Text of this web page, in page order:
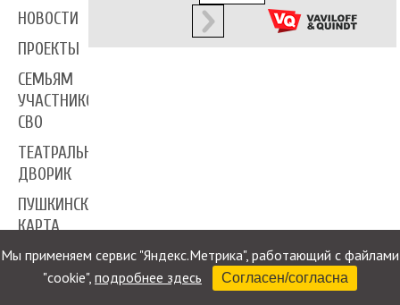
НОВОСТИ
ПРОЕКТЫ
СЕМЬЯМ
УЧАСТНИКОВ
СВО
ТЕАТРАЛЬНЫЙ
ДВОРИК
ПУШКИНСКАЯ
КАРТА
ПРЕССА
КОНТАКТЫ
Мы применяем сервис "Яндекс.Метрика", работающий с файлами
"cookie", подробнее здесь Согласен/согласна